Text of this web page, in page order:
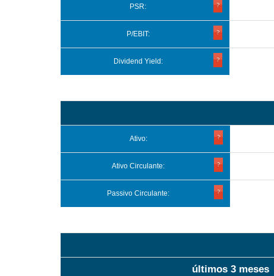
PSR:
P/EBIT:
Dividend Yield:
Ativo:
Ativo Circulante:
Passivo Circulante:
últimos 3 meses